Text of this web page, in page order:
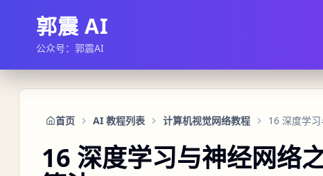
郭震 AI
公众号：郭震AI
首页 AI 教程列表 计算机视觉网络教程
16 深度学习与神经网络